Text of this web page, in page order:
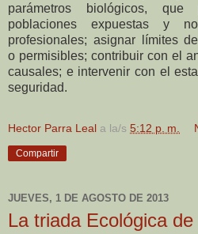
parámetros biológicos, que
poblaciones expuestas y
profesionales; asignar límites
o permisibles; contribuir con el
causales; e intervenir con el
seguridad.
Hector Parra Leal a la/s 5:12 p. m.
Compartir
JUEVES, 1 DE AGOSTO DE 2013
La triada Ecológica